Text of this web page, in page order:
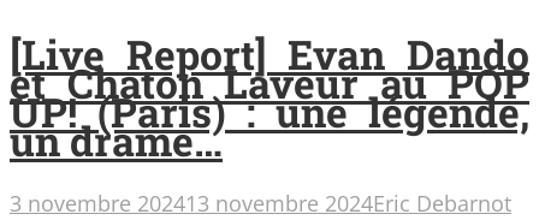
[Live Report] Evan Dando
et Chaton Laveur au POP
UP! (Paris) : une légende,
un drame…
3 novembre 202413 novembre 2024Eric Debarnot